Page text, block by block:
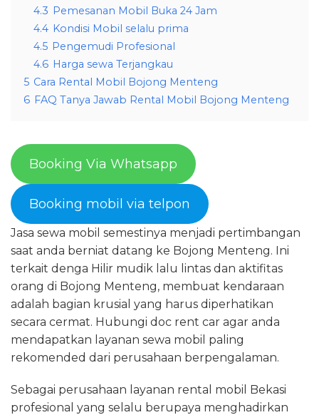
4.3 Pemesanan Mobil Buka 24 Jam
4.4 Kondisi Mobil selalu prima
4.5 Pengemudi Profesional
4.6 Harga sewa Terjangkau
5 Cara Rental Mobil Bojong Menteng
6 FAQ Tanya Jawab Rental Mobil Bojong Menteng
Booking Via Whatsapp
Booking mobil via telpon
Jasa sewa mobil semestinya menjadi pertimbangan
saat anda berniat datang ke Bojong Menteng. Ini
terkait denga Hilir mudik lalu lintas dan aktifitas
orang di Bojong Menteng, membuat kendaraan
adalah bagian krusial yang harus diperhatikan
secara cermat. Hubungi doc rent car agar anda
mendapatkan layanan sewa mobil paling
rekomended dari perusahaan berpengalaman.
Sebagai perusahaan layanan rental mobil Bekasi
profesional yang selalu berupaya menghadirkan